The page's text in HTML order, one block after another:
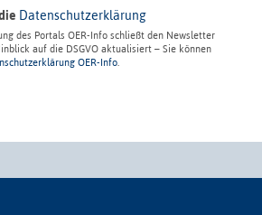
Datenschutzerklärung
des Portals OER-Info schließt den Newsletter
auf die DSGVO aktualisiert – Sie können
OER-Info.